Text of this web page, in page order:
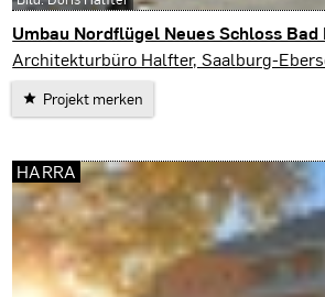
Umbau Nordflügel Neues Schloss Bad
Bad Lobenstein
Architekturbüro Halfter, Saalburg-
Projekt merken
HARRA